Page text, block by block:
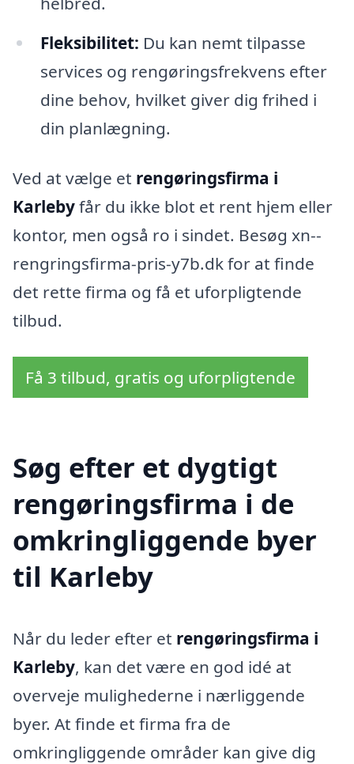
Fleksibilitet: Du kan nemt tilpasse
services og rengøringsfrekvens efter
dine behov, hvilket giver dig frihed i
din planlægning.
Ved at vælge et rengøringsfirma i
Karlebyfår du ikke blot et rent hjem eller
kontor, men også ro i sindet. Besøg xn--
rengringsfirma-pris-y7b.dk for at finde
det rette firma og få et uforpligtende
tilbud.
Få 3 tilbud, gratis og uforpligtende
Søg efter et dygtigt
rengøringsfirma i de
omkringliggende byer
til Karleby
Når du leder efter et rengøringsfirma i
Karleby, kan det være en god idé at
overveje mulighederne i nærliggende
byer. At finde et firma fra de
omkringliggende områder kan give dig